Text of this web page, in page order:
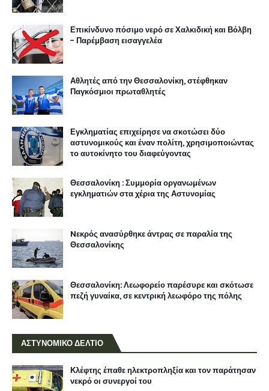
Επικίνδυνο πόσιμο νερό σε Χαλκιδική και Βόλβη
- Παρέμβαση εισαγγελέα
Αθλητές από την Θεσσαλονίκη, στέφθηκαν
Παγκόσμιοι πρωταθλητές
Εγκληματίας επιχείρησε να σκοτώσει δύο
αστυνομικούς και έναν πολίτη, χρησιμοποιώντας
το αυτοκίνητο του διαφεύγοντας
Θεσσαλονίκη : Συμμορία οργανωμένων
εγκληματιών στα χέρια της Αστυνομίας
Nεκρός ανασύρθηκε άντρας σε παραλία της
Θεσσαλονίκης
Θεσσαλονίκη: Λεωφορείο παρέσυρε και σκότωσε
πεζή γυναίκα, σε κεντρική λεωφόρο της πόλης
ΑΣΤΥΝΟΜΙΚΟ ΔΕΛΤΙΟ
Κλέφτης έπαθε ηλεκτροπληξία και τον παράτησαν
νεκρό οι συνεργοί του